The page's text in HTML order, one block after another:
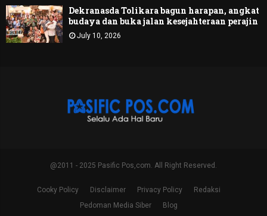
Dekranasda Tolikara bagun harapan, angkat
budaya dan buka jalan kesejahteraan perajin
July 10, 2026
@2011 - 2025 Pasific Pos,com. All Right Reserved.
Cooky Policy Disclaimer Privacy Policy
Redaksi
Pedoman Media Siber
Blog